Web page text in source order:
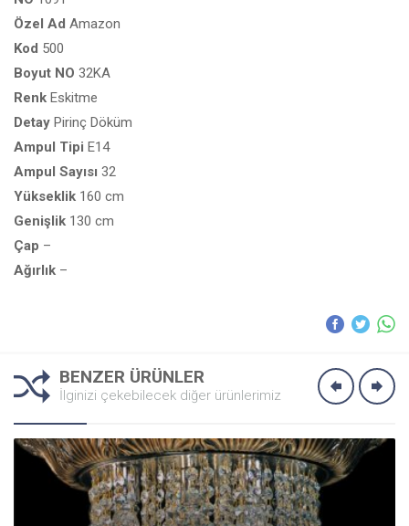
Özel Ad Amazon
Kod 500
Boyut NO 32KA
Renk Eskitme
Detay Pirinç Döküm
Ampul Tipi E14
Ampul Sayısı 32
Yükseklik 160 cm
Genişlik 130 cm
Çap –
Ağırlık –
BENZER ÜRÜNLER
İlginizi çekebilecek diğer ürünlerimiz